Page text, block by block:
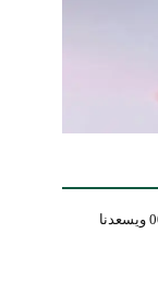
وللتواصل معنا عبر الواتساب: 00967711181351 ويسعدنا